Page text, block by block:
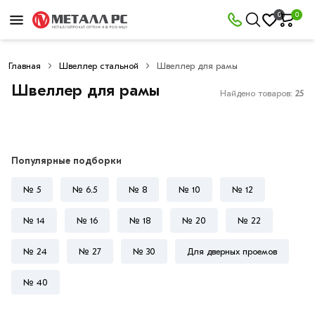
0 0
Главная Швеллер стальной Швеллер для рамы
Швеллер для рамы Найдено товаров: 25
Популярные подборки
№ 5 № 6.5 № 8 № 10 № 12
№ 14 № 16 № 18 № 20 № 22
№ 24 № 27 № 30 Для дверных проемов
№ 40
Фильтры
×
Со
скидкой
руб.
стенки